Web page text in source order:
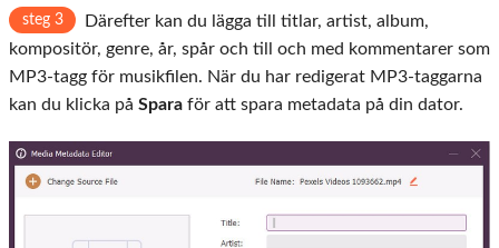
steg 3
Därefter kan du lägga till titlar, artist, album,
kompositör, genre, år, spår och till och med kommentarer som
MP3-tagg för musikfilen. När du har redigerat MP3-taggarna
kan du klicka på Spara för att spara metadata på din dator.